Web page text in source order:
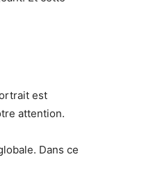
est
attention.
Dans ce